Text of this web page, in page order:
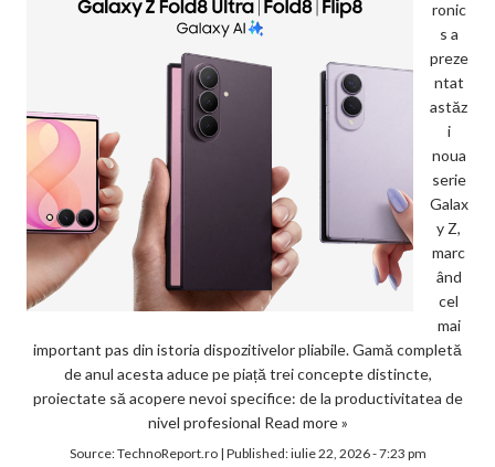
ronic
s a
preze
ntat
astăz
i
noua
serie
Galax
y Z,
marc
ând
cel
mai
important pas din istoria dispozitivelor pliabile. Gamă completă
de anul acesta aduce pe piață trei concepte distincte,
proiectate să acopere nevoi specifice: de la productivitatea de
nivel profesional Read more »
Source:TechnoReport.ro| Published:iulie 22, 2026 - 7:23 pm